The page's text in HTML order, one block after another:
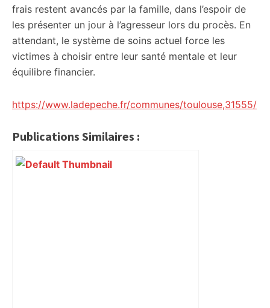
frais restent avancés par la famille, dans l’espoir de
les présenter un jour à l’agresseur lors du procès. En
attendant, le système de soins actuel force les
victimes à choisir entre leur santé mentale et leur
équilibre financier.
https://www.ladepeche.fr/communes/toulouse,31555/
Publications Similaires :